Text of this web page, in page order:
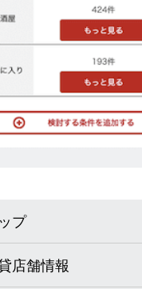
プ
店舗情報